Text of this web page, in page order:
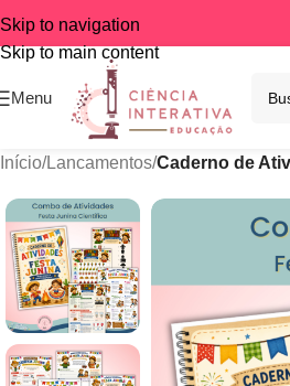
Skip to navigation
Skip to main content
Menu
Início/Lancamentos/Caderno de